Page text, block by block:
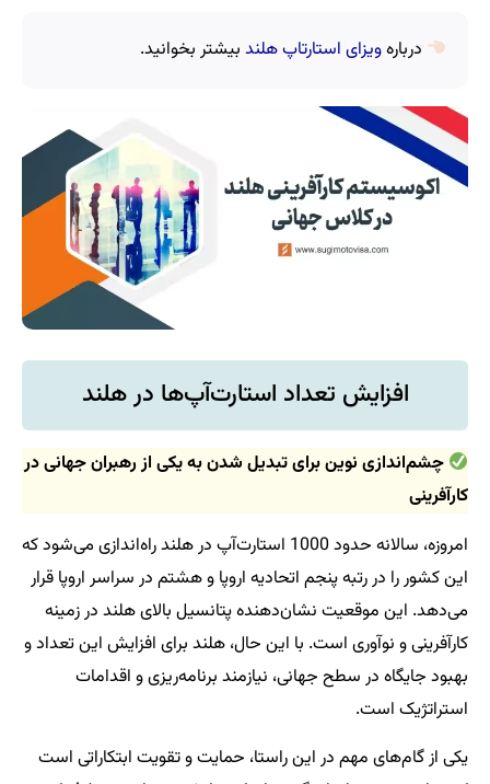
دربارهویزای استارتاپ هلند بیشتر بخوانید.
افزایش تعداد استارت‌آپ‌ها در هلند
چشم‌اندازی نوین برای تبدیل شدن به یکی از رهبران جهانی در
کارآفرینی
امروزه، سالانه حدود 1000 استارت‌آپ در هلند راه‌اندازی می‌شود که
این کشور را در رتبه پنجم اتحادیه اروپا و هشتم در سراسر اروپا قرار
می‌دهد. این موقعیت نشان‌دهنده پتانسیل بالای هلند در زمینه
کارآفرینی و نوآوری است. با این حال، هلند برای افزایش این تعداد و
بهبود جایگاه در سطح جهانی، نیازمند برنامه‌ریزی و اقدامات
استراتژیک است.
یکی از گام‌های مهم در این راستا، حمایت و تقویت ابتکاراتی است